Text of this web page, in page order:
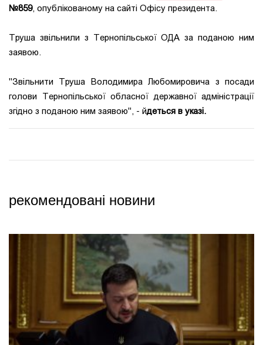
№859, опублікованому на сайті Офісу президента.
Труша звільнили з Тернопільської ОДА за поданою ним
заявою.
"Звільнити Труша Володимира Любомировича з посади
голови Тернопільської обласної державної адміністрації
згідно з поданою ним заявою", - йдеться в указі.
рекомендовані новини